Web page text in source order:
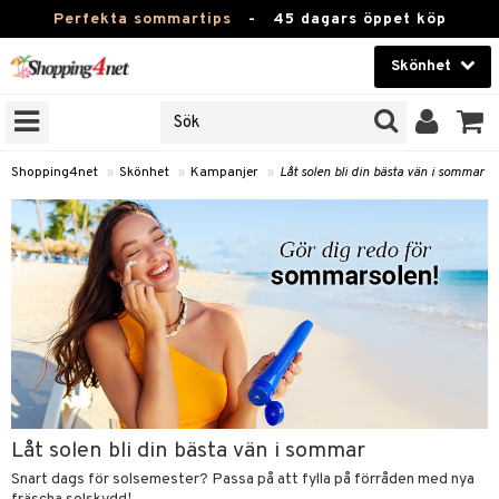
Perfekta sommartips - 45 dagars öppet köp
Skönhet
Skönhet
Kontaktlinser
Hälsokost
Apotek
Fitness
Hem & Inredning
Leksaker, Barn & Baby
Varumärken
Kampanjer
Shopping4net » Skönhet » Kampanjer » Låt solen bli din bästa vän i sommar
Låt solen bli din bästa vän i sommar
Snart dags för solsemester? Passa på att fylla på förråden med nya
/ Kammar
Set